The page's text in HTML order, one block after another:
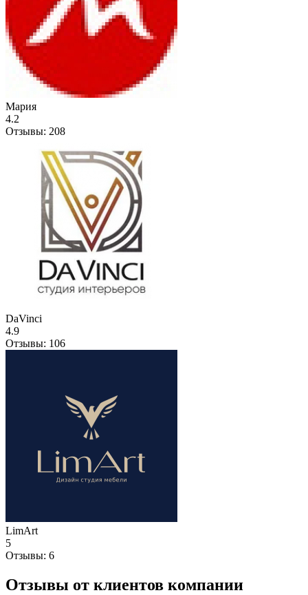
Мария
4.2
Отзывы: 208
DaVinci
4.9
Отзывы: 106
LimArt
5
Отзывы: 6
Отзывы от клиентов компании